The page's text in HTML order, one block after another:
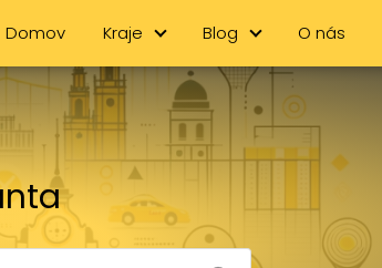
Domov Kraje Blog O nás